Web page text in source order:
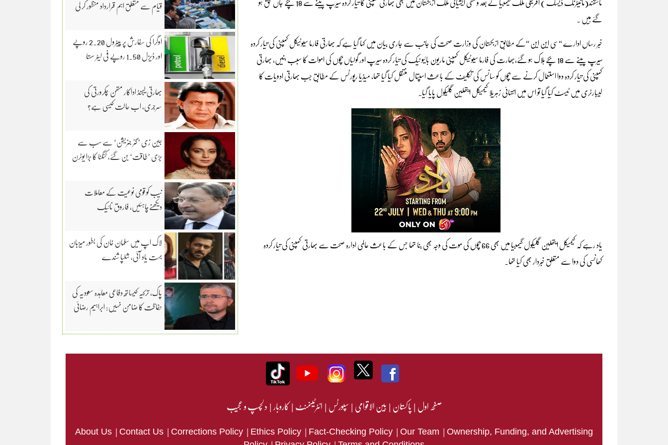
گئے ہیں ۔
خبر رساں ادارے “سی این این “کے مطابق ازبکستان کی وزارت صحت کی جانب سے جاری بیان میں کہا گیا ہے کہ بھارتی فارما سیوٹیکل کمپنی کی تیار کردہ
سیرپ پینے سے 18 بچے ہلاک ہو گئے,بھارت کی فارما سیوٹیکل کمپنی ماریون بائیو ٹیک کی تیار کردہ سیرپ اور گولیاں بچوں کی اموات کا سبب بنیں، بھارتی
کمپنی کی تیار کردہ دوا استعمال کرنے سے بچوں کو سانس کی تکلیف کے باعث اسپتال منتقل کیا گیا تھا، میڈیا رپورٹس کے مطابق جب بھارتی ادویات کا
لیبارٹری میں ٹیسٹ کیا گیا تو اس میں انتہائی زہریلا کیمیکل ایتھلین گلیکول پایا گیا۔
یاد رہے کہ کیمیکل ایتھلین گلیکول گیمبیا میں بھی 66 بچوں کی موت کی وجہ بھی بنا تھا جس کے باعث عالمی ادارہ صحت سے بھارتی کمپنی کی تیار کردہ
کھانسی کی دوا سے متعلق خبردار بھی کیا تھا۔
قیام سے متعلق اہم قرارداد منظور کر لی
اوگرا کی سفارش پر پیٹرول 2.20 روپے
اور ڈیزل 1.50 روپے فی لیٹر سستا
بھارتی لیجنڈ اداکار متھن چکرورتی کی
سرجری، اب حالت کیسی ہے؟
جین زی ’گٹر جنریشن‘ سے سب سے
بڑی ’طاقت‘ بن گئے، کنگنا کا بڑا یوٹرن
نیب کو قومی نوعیت کے معاملات
دیکھنےچاہئیں، فاروق نائیک
لاک اپ میں سلمان خان کی بطور میزبان
بہت یاد آئی، شلپا شندے
پاک، ترکیہ کیساتھ دفاعی معاہدہ سعودیہ کی
حفاظت کا ضامن نہیں: ابراہیم رضائی
صفحہ اول|پاکستان|بین الاقوامی|سپورٹس|انٹرٹینمنٹ|کاروبار|دلچسپ و عجیب
About Us | Contact Us | Corrections Policy | Ethics Policy | Fact-Checking Policy | Our Team | Ownership, Funding, and Advertising